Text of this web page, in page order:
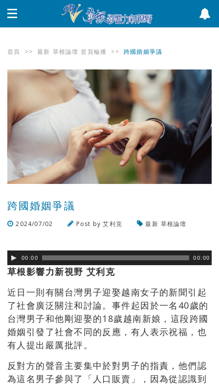
首頁 >> 最新 草根論壇 首頁輪播 >> 跨國婚姻爭議
跨國婚姻爭議
2024/07/02 Post by艾利克 最新 草根論壇
00:00 00:00
草根影響力新視野 艾利克
近日一則有關台灣男子迎娶越南女子的新聞引起
了社會廣泛關注和討論。事件起因於一名40歲的
台灣男子和他剛迎娶的18歲越南新娘，這段跨國
婚姻引發了社會不同的反應，有人表示祝福，也
有人提出嚴厲批評。
反對方的聲音主要集中於對男子的指責，他們認
為這名男子參與了「人口販賣」，因為從認識到